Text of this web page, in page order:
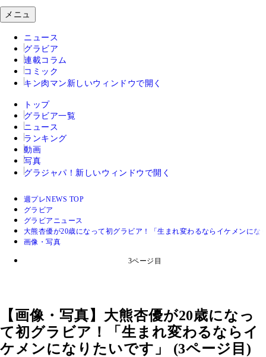
メニュ
ニュース
グラビア
連載コラム
コミック
キン肉マン 新しいウィンドウで開く
トップ
グラビア一覧
ニュース
ランキング
動画
写真
グラジャパ！ 新しいウィンドウで開く
週プレNEWS TOP
グラビア
グラビアニュース
大熊杏優が20歳になって初グラビア！「生まれ変わるならイケメンにな
画像・写真
3ページ目
【画像・写真】大熊杏優が20歳になっ
て初グラビア！「生まれ変わるならイ
ケメンになりたいです」 (3ページ目)